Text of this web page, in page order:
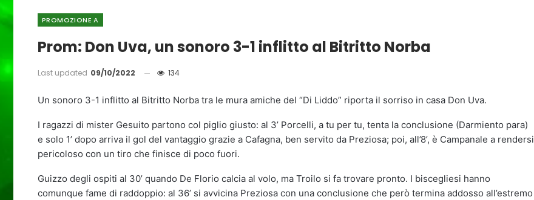
PROMOZIONE A
Prom: Don Uva, un sonoro 3-1 inflitto al Bitritto Norba
Last updated 09/10/2022 134
Un sonoro 3-1 inflitto al Bitritto Norba tra le mura amiche del “Di Liddo” riporta il sorriso in casa Don Uva.
I ragazzi di mister Gesuito partono col piglio giusto: al 3’ Porcelli, a tu per tu, tenta la conclusione (Darmiento para)
e solo 1’ dopo arriva il gol del vantaggio grazie a Cafagna, ben servito da Preziosa; poi, all’8’, è Campanale a rendersi
pericoloso con un tiro che finisce di poco fuori.
Guizzo degli ospiti al 30’ quando De Florio calcia al volo, ma Troilo si fa trovare pronto. I biscegliesi hanno
comunque fame di raddoppio: al 36’ si avvicina Preziosa con una conclusione che però termina addosso all’estremo